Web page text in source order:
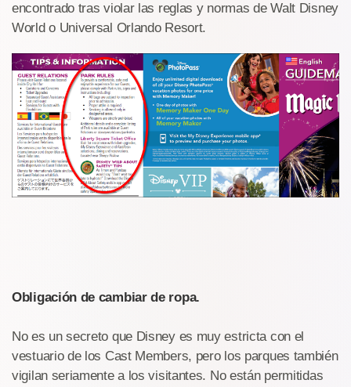
encontrado tras violar las reglas y normas de Walt Disney
World o Universal Orlando Resort.
Obligación de cambiar de ropa.
No es un secreto que Disney es muy estricta con el
vestuario de los Cast Members, pero los parques también
vigilan seriamente a los visitantes. No están permitidas